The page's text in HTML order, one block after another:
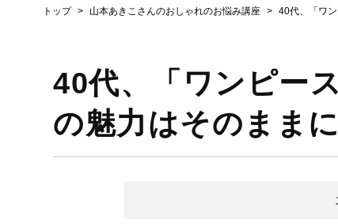
トップ 山本あきこさんのおしゃれのお悩み講座 40代、「ワ
40代、「ワンピー
の魅力はそのまま